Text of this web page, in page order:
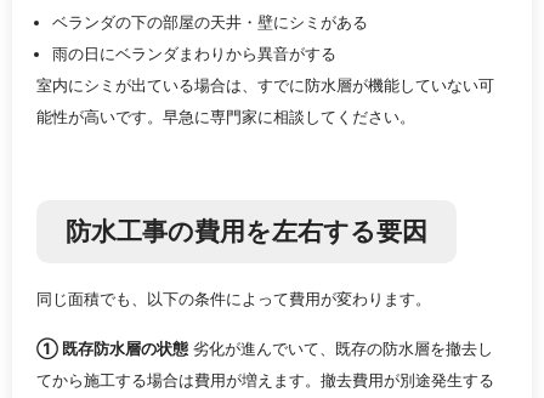
ベランダの下の部屋の天井・壁にシミがある
雨の日にベランダまわりから異音がする
室内にシミが出ている場合は、すでに防水層が機能していない可
能性が高いです。早急に専門家に相談してください。
防水工事の費用を左右する要因
同じ面積でも、以下の条件によって費用が変わります。
① 既存防水層の状態 劣化が進んでいて、既存の防水層を撤去し
てから施工する場合は費用が増えます。撤去費用が別途発生する